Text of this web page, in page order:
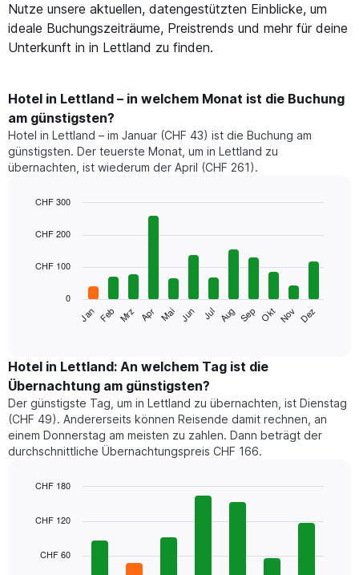
Nutze unsere aktuellen, datengestützten Einblicke, um
ideale Buchungszeiträume, Preistrends und mehr für deine
Unterkunft in in Lettland zu finden.
Hotel in Lettland – in welchem Monat ist die Buchung
am günstigsten?
Hotel in Lettland – im Januar (CHF 43) ist die Buchung am
günstigsten. Der teuerste Monat, um in Lettland zu
übernachten, ist wiederum der April (CHF 261).
chart
bars.
den
durchschnittlichen
Zimmerpreis
im
jeweiligen
Monat
an.
Diagramm
die
graphic.
Jan Feb Mrz Apr Mai Jun Jul Aug Sep Okt Nov Dez
0
CHF 100
CHF 200
CHF 300
Hotel in Lettland: An welchem Tag ist die
Übernachtung am günstigsten?
Der günstigste Tag, um in Lettland zu übernachten, ist Dienstag
(CHF 49). Andererseits können Reisende damit rechnen, an
einem Donnerstag am meisten zu zahlen. Dann beträgt der
durchschnittliche Übernachtungspreis CHF 166.
chart
bars.
CHF 60
CHF 120
CHF 180